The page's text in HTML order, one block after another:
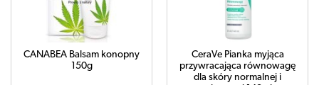
CANABEA Balsam konopny
150g
CeraVe Pianka myjąca
przywracająca równowagę
dla skóry normalnej i